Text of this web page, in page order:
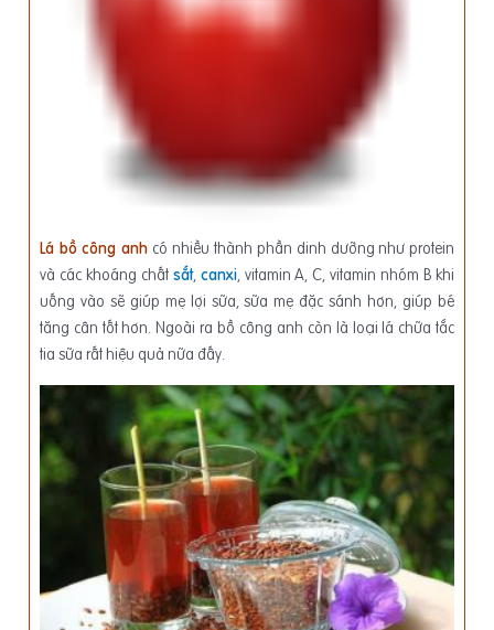
Lá bồ công anh có nhiều thành phần dinh dưỡng như protein
và các khoáng chất sắt, canxi, vitamin A, C, vitamin nhóm B khi
uống vào sẽ giúp mẹ lợi sữa, sữa mẹ đặc sánh hơn, giúp bé
tăng cân tốt hơn. Ngoài ra bồ công anh còn là loại lá chữa tắc
tia sữa rất hiệu quả nữa đấy.